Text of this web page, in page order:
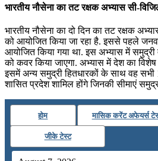
भारतीय नौसेना का तट रक्षक अभ्‍यास सी-
भारतीय नौसेना का दो दिन का तट रक्षक
को आयोजित किया जा रहा है. इससे पहले
आयोजित किया गया था. इस अभ्‍यास में समुद्री
को कवर किया जाएगा. अभ्यास में देश का विशेष
इसमें अन्य समुद्री हितधारकों के साथ वह
शासित प्रदेश शामिल होंगे जिनकी सीमाएं
होम मासिक करेंट अफेयर्स
जीके टेस्ट